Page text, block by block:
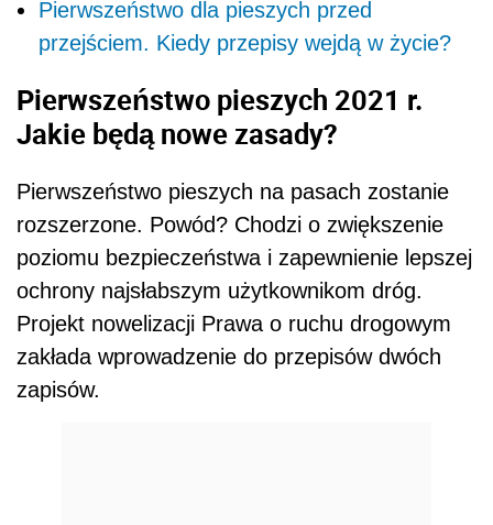
Pierwszeństwo dla pieszych przed
przejściem. Kiedy przepisy wejdą w życie?
Pierwszeństwo pieszych 2021 r.
Jakie będą nowe zasady?
Pierwszeństwo pieszych na pasach zostanie
rozszerzone. Powód? Chodzi o zwiększenie
poziomu bezpieczeństwa i zapewnienie lepszej
ochrony najsłabszym użytkownikom dróg.
Projekt nowelizacji Prawa o ruchu drogowym
zakłada wprowadzenie do przepisów dwóch
zapisów.